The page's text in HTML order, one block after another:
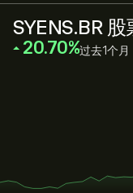
SYENS.BR
‎20.70‎ 过去1个月